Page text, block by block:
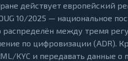
действует европейский
10/2025 — национальное
распределён между тремя
по цифровизации (ADR).
KYC и передавать данные о